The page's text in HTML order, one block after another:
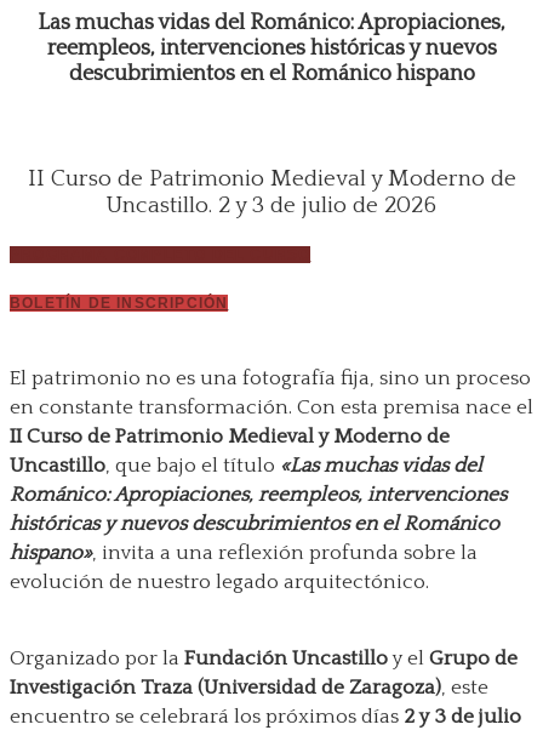
Las muchas vidas del Románico: Apropiaciones,
reempleos, intervenciones históricas y nuevos
descubrimientos en el Románico hispano
II Curso de Patrimonio Medieval y Moderno de
Uncastillo. 2 y 3 de julio de 2026
BOLETÍN DE INSCRIPCIÓN
El patrimonio no es una fotografía fija, sino un proceso
en constante transformación. Con esta premisa nace el
II Curso de Patrimonio Medieval y Moderno de
Uncastillo, que bajo el título «Las muchas vidas del
Románico: Apropiaciones, reempleos, intervenciones
históricas y nuevos descubrimientos en el Románico
hispano», invita a una reflexión profunda sobre la
evolución de nuestro legado arquitectónico.
Organizado por la Fundación Uncastilloy el Grupo de
Investigación Traza (Universidad de Zaragoza), este
encuentro se celebrará los próximos días 2 y 3 de julio